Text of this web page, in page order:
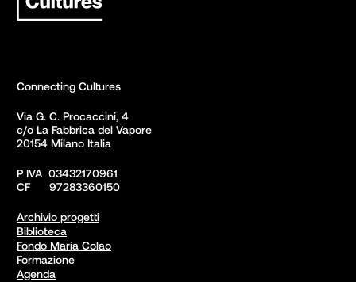
Connecting Cultures
Via G. C. Procaccini, 4
c/o La Fabbrica del Vapore
20154 Milano Italia
P IVA  03432170961
CF      97283360150
Archivio progetti
Biblioteca
Fondo Maria Colao
Formazione
Agenda